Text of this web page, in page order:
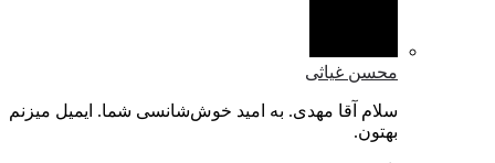
محسن غیاثی
سلام آقا مهدی. به امید خوش‌شانسی شما. ایمیل میزنم
بهتون.